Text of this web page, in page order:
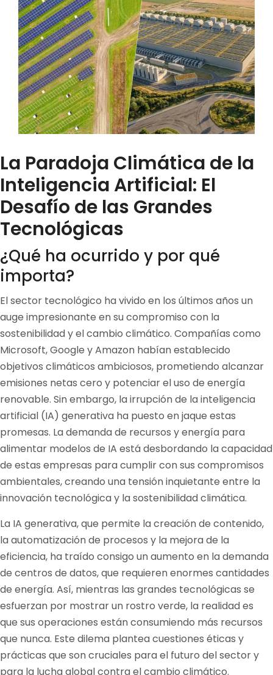
La Paradoja Climática de la
Inteligencia Artificial: El
Desafío de las Grandes
Tecnológicas
¿Qué ha ocurrido y por qué
importa?
El sector tecnológico ha vivido en los últimos años un
auge impresionante en su compromiso con la
sostenibilidad y el cambio climático. Compañías como
Microsoft, Google y Amazon habían establecido
objetivos climáticos ambiciosos, prometiendo alcanzar
emisiones netas cero y potenciar el uso de energía
renovable. Sin embargo, la irrupción de la inteligencia
artificial (IA) generativa ha puesto en jaque estas
promesas. La demanda de recursos y energía para
alimentar modelos de IA está desbordando la capacidad
de estas empresas para cumplir con sus compromisos
ambientales, creando una tensión inquietante entre la
innovación tecnológica y la sostenibilidad climática.
La IA generativa, que permite la creación de contenido,
la automatización de procesos y la mejora de la
eficiencia, ha traído consigo un aumento en la demanda
de centros de datos, que requieren enormes cantidades
de energía. Así, mientras las grandes tecnológicas se
esfuerzan por mostrar un rostro verde, la realidad es
que sus operaciones están consumiendo más recursos
que nunca. Este dilema plantea cuestiones éticas y
prácticas que son cruciales para el futuro del sector y
para la lucha global contra el cambio climático.